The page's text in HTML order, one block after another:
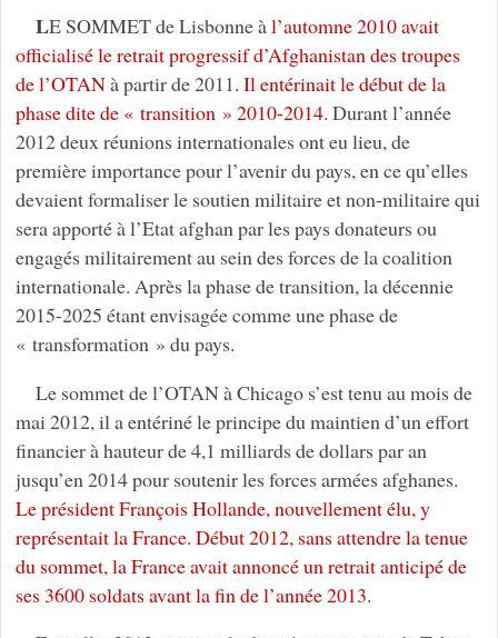
LE SOMMET de Lisbonne àl’automne 2010 avait
officialisé le retrait progressif d’Afghanistan des troupes
de l’OTANà partir de 2011. Il entérinait le début de la
phase dite de « transition » 2010-2014. Durant l’année
2012 deux réunions internationales ont eu lieu, de
première importance pour l’avenir du pays, en ce qu’elles
devaient formaliser le soutien militaire et non-militaire qui
sera apporté à l’Etat afghan par les pays donateurs ou
engagés militairement au sein des forces de la coalition
internationale. Après la phase de transition, la décennie
2015-2025 étant envisagée comme une phase de
« transformation » du pays.
Le sommet de l’OTAN à Chicago s’est tenu au mois de
mai 2012, il a entériné le principe du maintien d’un effort
financier à hauteur de 4,1 milliards de dollars par an
jusqu’en 2014 pour soutenir les forces armées afghanes.
Le président François Hollande, nouvellement élu, y
représentait la France. Début 2012, sans attendre la tenue
du sommet, la France avait annoncé un retrait anticipé de
ses 3600 soldats avant la fin de l’année 2013.